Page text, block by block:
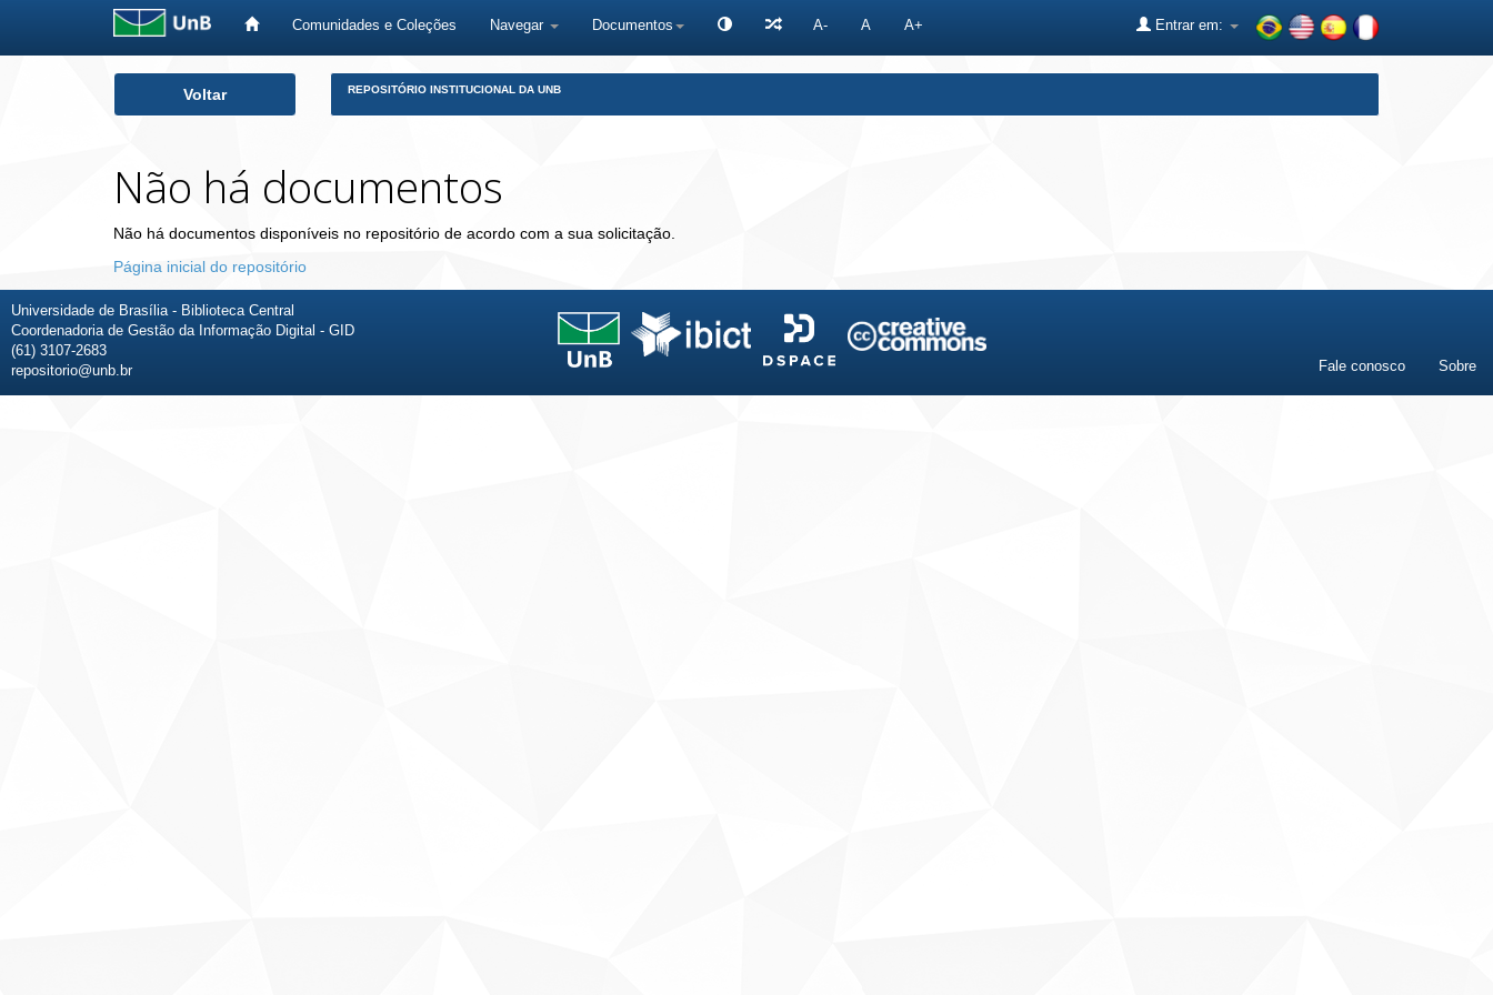
Comunidades e Coleções Navegar Documentos A- A A+ Entrar em:
Voltar REPOSITÓRIO INSTITUCIONAL DA UNB
Não há documentos
Não há documentos disponíveis no repositório de acordo com a sua solicitação.
Página inicial do repositório
Universidade de Brasília - Biblioteca Central
Coordenadoria de Gestão da Informação Digital - GID
(61) 3107-2683
repositorio@unb.br
Fale conosco Sobre